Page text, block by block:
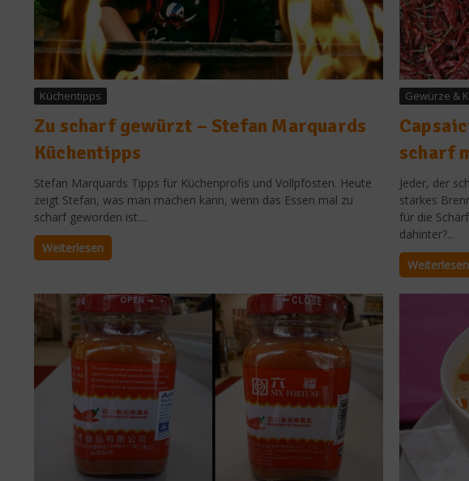
Küchentipps
Zu scharf gewürzt – Stefan Marquards
Küchentipps
Stefan Marquards Tipps für Küchenprofis und Vollpfosten. Heute
zeigt Stefan, was man machen kann, wenn das Essen mal zu
scharf geworden ist....
Weiterlesen
Gewürze &
scharf
Jeder, der
starkes
für die
dahinter?...
Weiterlesen